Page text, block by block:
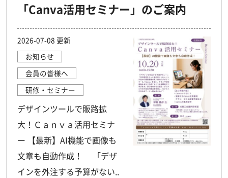
「Canva活用セミナー」のご案内
2026-07-08 更新
お知らせ
会員の皆様へ
研修・セミナー
デザインツールで販路拡
大！Ｃａｎｖａ活用セミナ
ー 【最新】AI機能で画像も
文章も自動作成！ 「デザ
インを外注する予算がない..